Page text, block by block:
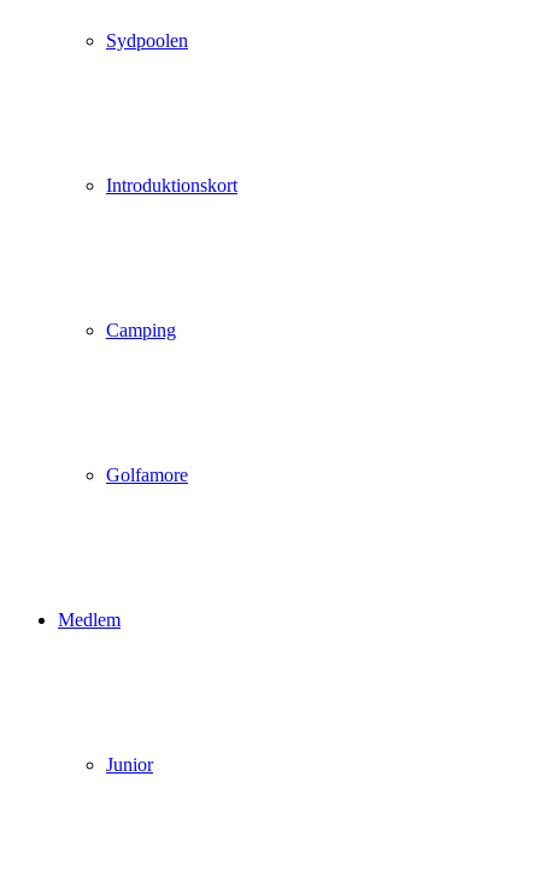
Sydpoolen
Introduktionskort
Camping
Golfamore
Medlem
Junior